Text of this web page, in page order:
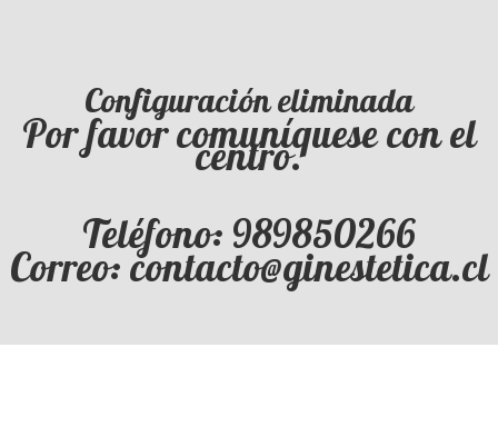
Configuración eliminada
Por favor comuníquese con el
centro.
Teléfono: 989850266
Correo: contacto@ginestetica.cl